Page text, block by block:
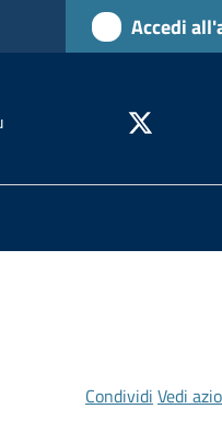
Accedi
Condividi Vedi